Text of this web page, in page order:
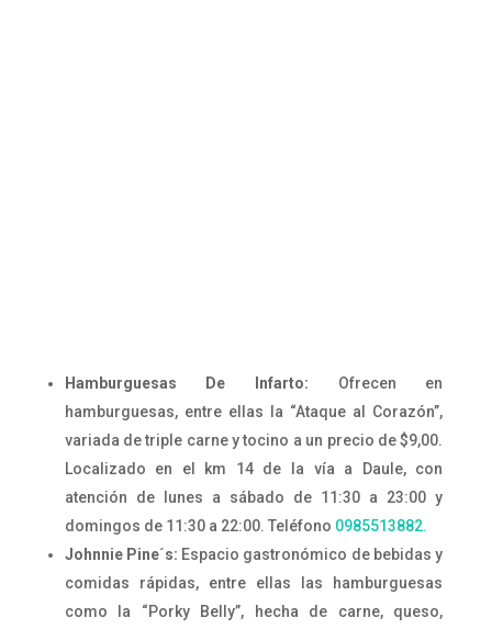
Hamburguesas De Infarto: Ofrecen en
hamburguesas, entre ellas la “Ataque al Corazón”,
variada de triple carne y tocino a un precio de $9,00.
Localizado en el km 14 de la vía a Daule, con
atención de lunes a sábado de 11:30 a 23:00 y
domingos de 11:30 a 22:00. Teléfono 0985513882.
Johnnie Pine´s: Espacio gastronómico de bebidas y
comidas rápidas, entre ellas las hamburguesas
como la “Porky Belly”, hecha de carne, queso,